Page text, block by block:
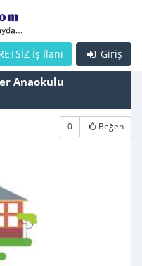
Giriş
İş İlanı
Anaokulu
0 Beğen